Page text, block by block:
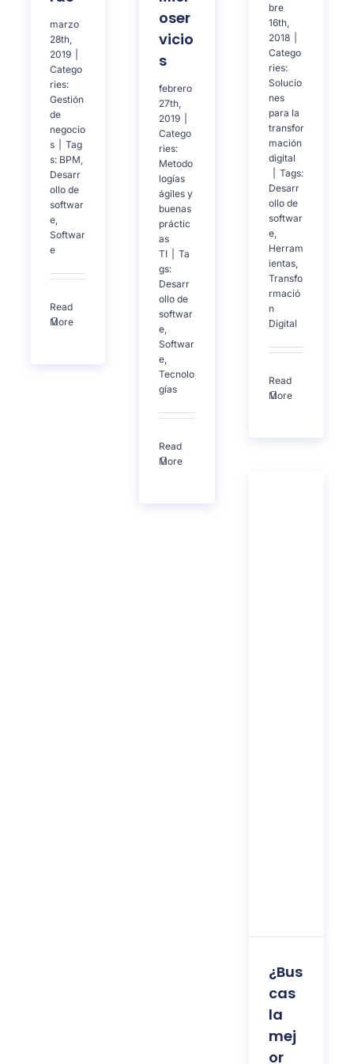
marzo
28th,
2019
Catego
ries:
Gestión
de
negocio
s
Tag
s: BPM,
Desarr
ollo de
softwar
e,
Softwar
e
Read
More
oser
vicio
s
febrero
27th,
2019
Catego
ries:
Metodo
logías
ágiles y
buenas
práctic
as
TI
Ta
gs:
Desarr
ollo de
softwar
e,
Softwar
e,
Tecnolo
gías
Read
More
bre
16th,
2018
Catego
ries:
Solucio
nes
para la
transfor
mación
digital
Tags:
Desarr
ollo de
softwar
e,
Herram
ientas,
Transfo
rmació
n
Digital
Read
More
¿Bus
cas
la
mej
or